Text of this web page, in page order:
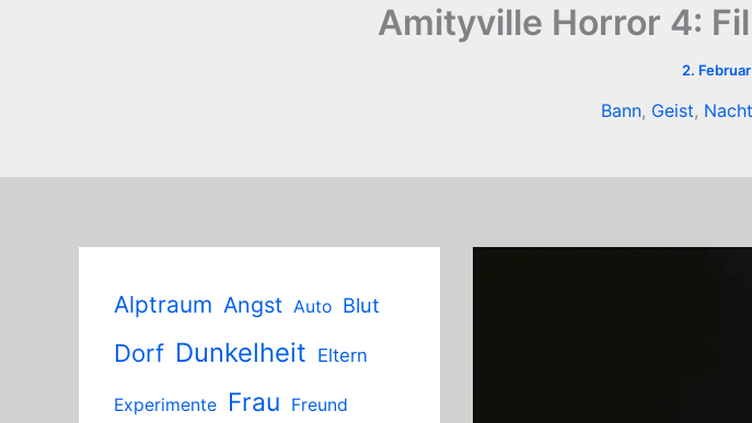
Amityville Horror 4:
2.
Bann, Geist, Nacht
Alptraum Angst Auto Blut
Dorf Dunkelheit Eltern
Experimente Frau Freund